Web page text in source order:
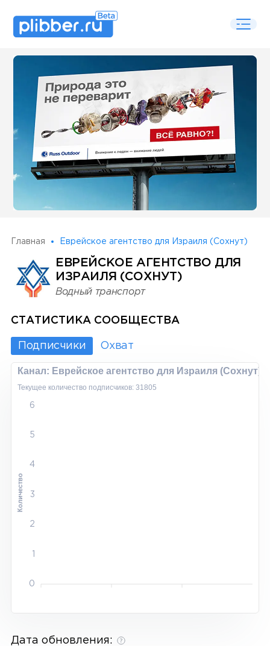
Some SEO Title
Главная Еврейское агентство для Израиля (Сохнут)
ЕВРЕЙСКОЕ АГЕНТСТВО ДЛЯ
ИЗРАИЛЯ (СОХНУТ)
Водный транспорт
СТАТИСТИКА СООБЩЕСТВА
Подписчики Охват
Канал: Еврейское агентство для Израиля (Сохнут)
Текущее количество подписчиков: 31805
6
5
4
3
2
1
0
Количество
Дата обновления: